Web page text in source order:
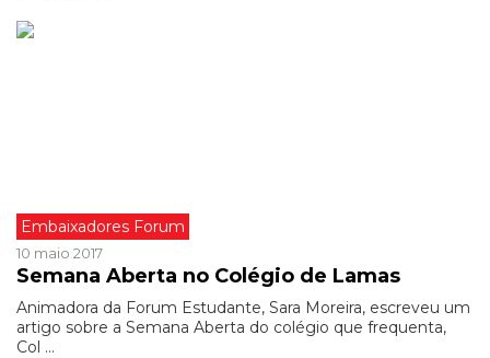
Embaixadores Forum
10 maio 2017
Semana Aberta no Colégio de Lamas
Animadora da Forum Estudante, Sara Moreira, escreveu um
artigo sobre a Semana Aberta do colégio que frequenta,
Col ...